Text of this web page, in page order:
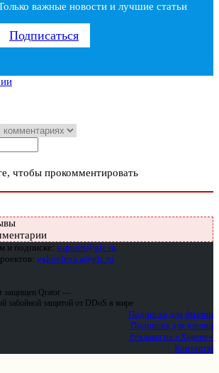
важные новости и лучшие статьи
Подписаться
чтобы прокомментировать
и подписке: support@glc.ru
yakovleva.a@glc.ru
защищен Qrator —
забойной защитой от DDoS в мире
Подписка для физлиц
Подписка для юрлиц
Реклама на «Хакере»
Контакты